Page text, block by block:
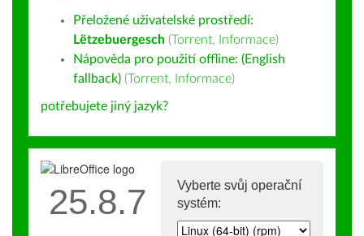
Přeložené uživatelské prostředí:
Lëtzebuergesch (Torrent, Informace)
Nápověda pro použití offline: (English
fallback) (Torrent, Informace)
potřebujete jiný jazyk?
Vyberte svůj operační
systém:
25.8.7